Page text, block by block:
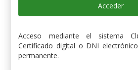
Acceder
Acceso mediante el sistema
Certificado digital o DNI
permanente.